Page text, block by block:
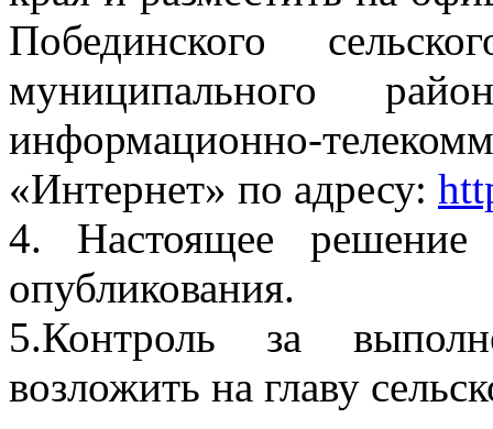
Побединского
муниципального
информационно-
«Интернет» по адресу:
4. Настоящее
опубликования.
5.Контроль за
возложить на главу